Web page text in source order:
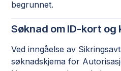
begrunnet.
Søknad om ID-kort
Ved inngåelse av
søknadskjema for